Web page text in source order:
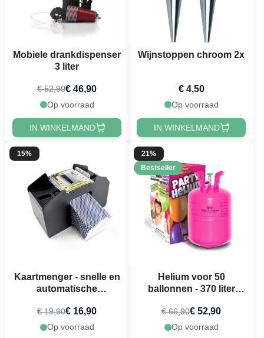
Mobiele drankdispenser
3 liter
€ 52,90€ 46,90
Op voorraad
IN WINKELMAND
Wijnstoppen chroom 2x
€ 4,50
Op voorraad
IN WINKELMAND
15%
Kaartmenger - snelle en
automatische
€ 19,90€ 16,90
Op voorraad
21%
Bestseller
Helium voor 50
ballonnen - 370 liter
€ 66,90€ 52,90
Op voorraad